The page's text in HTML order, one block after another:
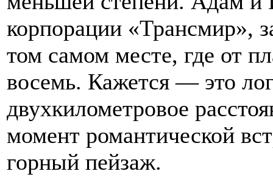
корпорации «Трансмир»,
том самом месте, где от
восемь. Кажется — это
двухкилометровое
момент романтической
горный пейзаж.